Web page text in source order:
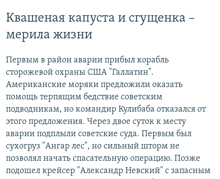
Квашеная капуста и сгущенка –
мерила жизни
Первым в район аварии прибыл корабль
сторожевой охраны США "Галлатин".
Американские моряки предложили оказать
помощь терпящим бедствие советским
подводникам, но командир Кулибаба отказался от
этого предложения. Через двое суток к месту
аварии подплыли советские суда. Первым был
сухогруз "Ангар лес", но сильный шторм не
позволял начать спасательную операцию. Позже
подошел крейсер "Александр Невский" с запасным